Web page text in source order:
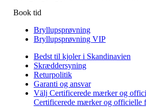
Book tid
Bryllupsprøvning
Bryllupsprøvning VIP
Bedst til kjoler i Skandinavien
Skræddersyning
Returpolitik
Garanti og ansvar
Välj Certificerede mærker og
Certificerede mærker og officielle